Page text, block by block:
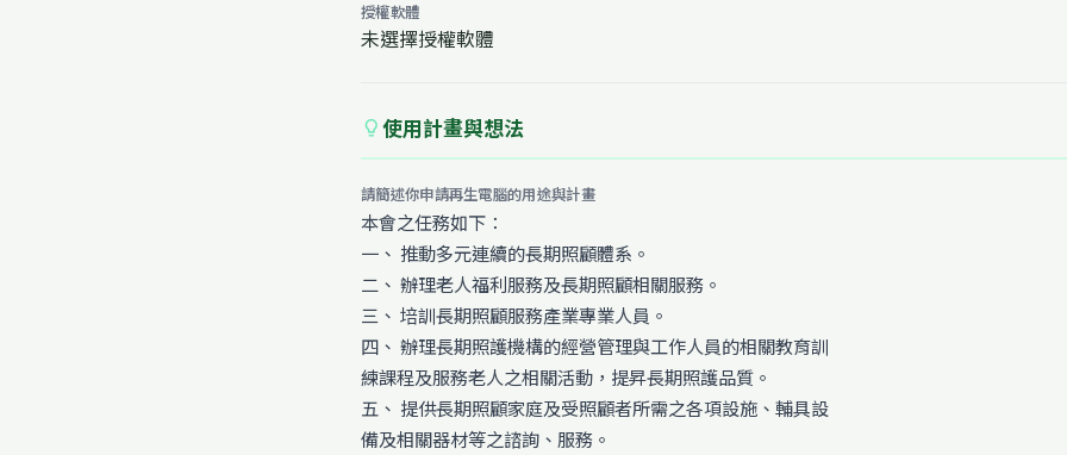
授權軟體
未選擇授權軟體
lightbulb 使用計畫與想法
請簡述你申請再生電腦的用途與計畫
本會之任務如下：
一、 推動多元連續的長期照顧體系。
二、 辦理老人福利服務及長期照顧相關服務。
三、 培訓長期照顧服務產業專業人員。
四、 辦理長期照護機構的經營管理與工作人員的相關教育訓
練課程及服務老人之相關活動，提昇長期照護品質。
五、 提供長期照顧家庭及受照顧者所需之各項設施、輔具設
備及相關器材等之諮詢、服務。